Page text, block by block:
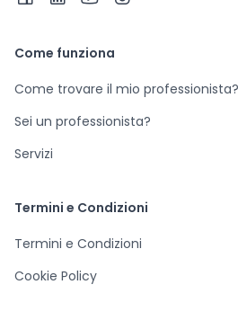
Come funziona
Come trovare il mio professionista?
Sei un professionista?
Servizi
Termini e Condizioni
Termini e Condizioni
Cookie Policy